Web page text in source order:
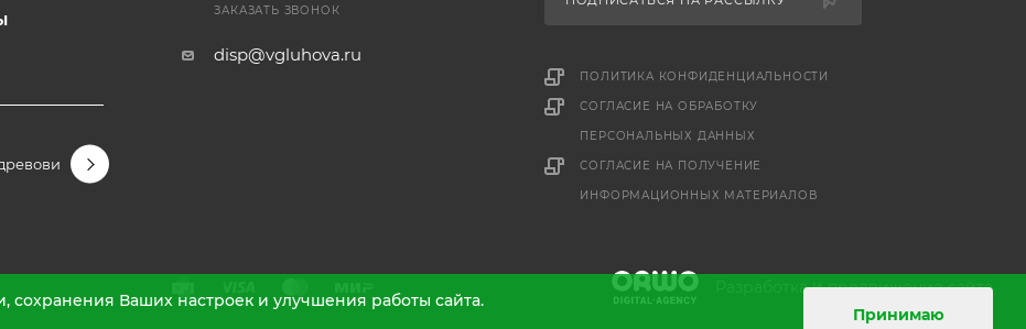
ЗАКАЗАТЬ ЗВОНОК
disp@vgluhova.ru
ПОЛИТИКА КОНФИДЕНЦИАЛЬНОСТИ
СОГЛАСИЕ НА ОБРАБОТКУ
ПЕРСОНАЛЬНЫХ ДАННЫХ
СОГЛАСИЕ НА ПОЛУЧЕНИЕ
ИНФОРМАЦИОННЫХ МАТЕРИАЛОВ
Разработкаипродвижение сайта
сохранения Ваших настроек и улучшения работы сайта.
Принимаю